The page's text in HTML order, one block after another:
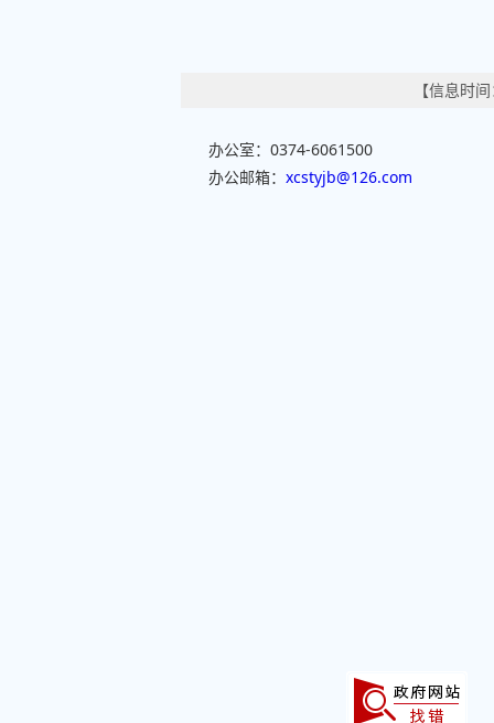
【信息时
办公室：0374-6061500
办公邮箱： xcstyjb@126.com